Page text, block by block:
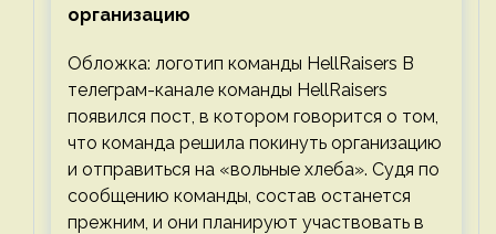
организацию
Обложка: логотип команды HellRaisers В
телеграм-канале команды HellRaisers
появился пост, в котором говорится о том,
что команда решила покинуть организацию
и отправиться на «вольные хлеба». Судя по
сообщению команды, состав останется
прежним, и они планируют участвовать в